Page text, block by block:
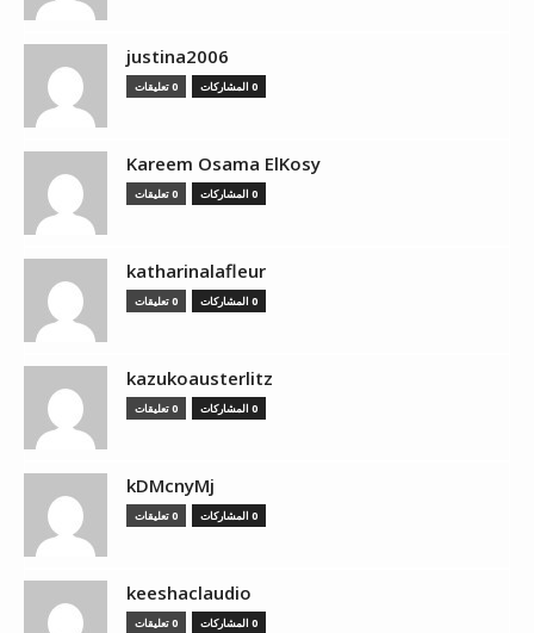
justina2006
0 المشاركات 0 تعليقات
Kareem Osama ElKosy
0 المشاركات 0 تعليقات
katharinalafleur
0 المشاركات 0 تعليقات
kazukoausterlitz
0 المشاركات 0 تعليقات
kDMcnyMj
0 المشاركات 0 تعليقات
keeshaclaudio
0 المشاركات 0 تعليقات